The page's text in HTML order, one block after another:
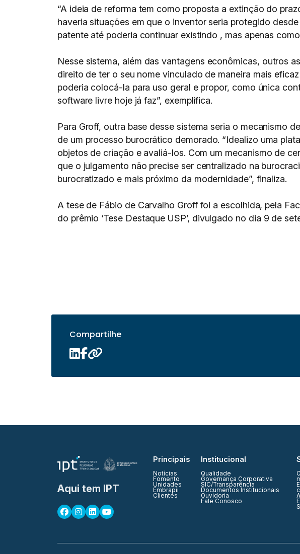
“A ideia de reforma tem como proposta a extinção do
haveria situações em que o inventor seria protegido
patente até poderia continuar existindo , mas apenas
Nesse sistema, além das vantagens econômicas, outros
direito de ter o seu nome vinculado de maneira mais
poderia colocá-la para uso geral e propor, como única
software livre hoje já faz”, exemplifica.
Para Groff, outra base desse sistema seria o mecanismo
de um processo burocrático demorado. “Idealizo uma
objetos de criação e avaliá-los. Com um mecanismo de
que o julgamento não precise ser centralizado na
burocratizado e mais próximo da modernidade”, finaliza.
A tese de Fábio de Carvalho Groff foi a escolhida, pela
do prêmio ‘Tese Destaque USP’, divulgado no dia 9 de
Compartilhe
Aqui tem IPT
Principais
Notícias
Fomento
Unidades
Embrapii
Clientes
Institucional
Qualidade
Governança Corporativa
SIC/Transparência
Documentos Institucionais
Ouvidoria
Fale Conosco